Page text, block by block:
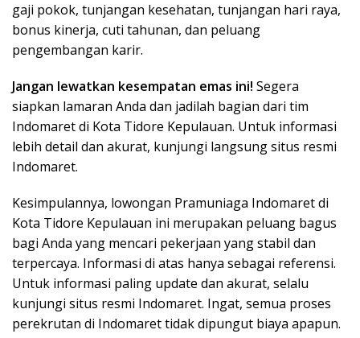
gaji pokok, tunjangan kesehatan, tunjangan hari raya,
bonus kinerja, cuti tahunan, dan peluang
pengembangan karir.
Jangan lewatkan kesempatan emas ini! Segera
siapkan lamaran Anda dan jadilah bagian dari tim
Indomaret di Kota Tidore Kepulauan. Untuk informasi
lebih detail dan akurat, kunjungi langsung situs resmi
Indomaret.
Kesimpulannya, lowongan Pramuniaga Indomaret di
Kota Tidore Kepulauan ini merupakan peluang bagus
bagi Anda yang mencari pekerjaan yang stabil dan
terpercaya. Informasi di atas hanya sebagai referensi.
Untuk informasi paling update dan akurat, selalu
kunjungi situs resmi Indomaret. Ingat, semua proses
perekrutan di Indomaret tidak dipungut biaya apapun.